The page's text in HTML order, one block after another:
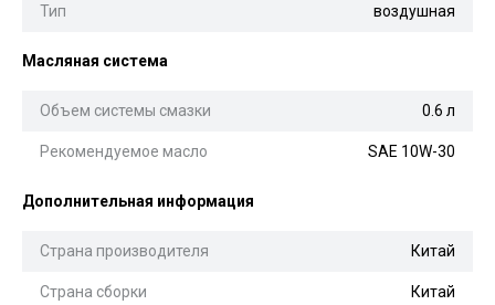
Тип воздушная
Масляная система
Объем системы смазки 0.6 л
Рекомендуемое масло SAE 10W-30
Дополнительная информация
Страна производителя Китай
Страна сборки Китай